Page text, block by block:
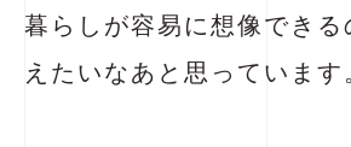
暮らしが容易に想像でき
えたいなあと思っていま